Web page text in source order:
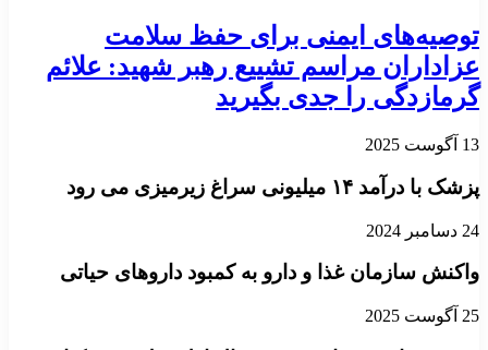
توصیه‌های ایمنی برای حفظ سلامت
عزاداران مراسم تشییع رهبر شهید: علائم
گرمازدگی را جدی بگیرید
13 آگوست 2025
پزشک با درآمد ۱۴ میلیونی سراغ زیرمیزی می رود
24 دسامبر 2024
واکنش سازمان غذا و دارو به کمبود داروهای حیاتی
25 آگوست 2025